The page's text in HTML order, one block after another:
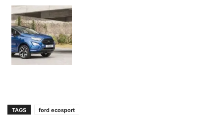
TAGS ford ecosport